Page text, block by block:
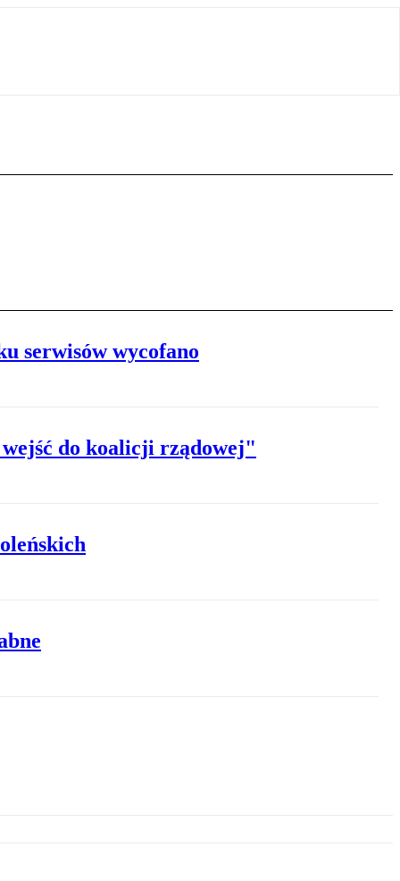
serwisów wycofano
do koalicji rządowej"